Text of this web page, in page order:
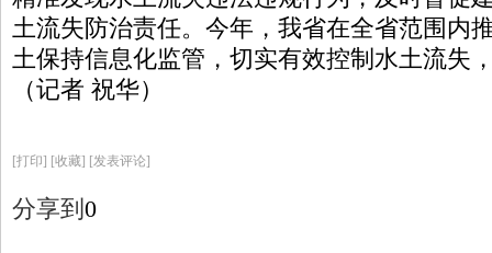
土流失防治责任。今年，我省在全省范围内
土保持信息化监管，切实有效控制水土流失
（记者 祝华）
[打印] [收藏] [发表评论]
分享到 0